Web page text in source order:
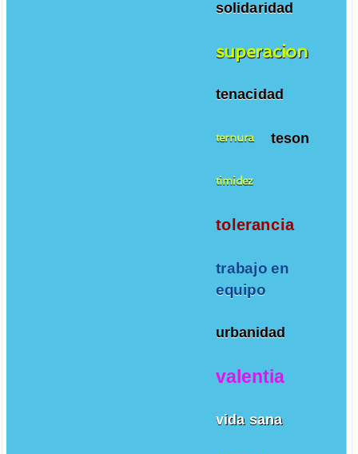
solidaridad
superacion
tenacidad
ternura teson
timidez
tolerancia
trabajo en
equipo
urbanidad
valentia
vida sana